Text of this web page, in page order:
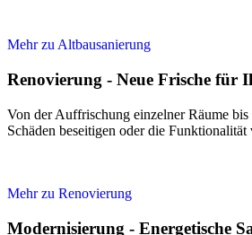
Mehr zu Altbausanierung
Renovierung - Neue Frische für
Von der Auffrischung einzelner Räume
Schäden beseitigen oder die
Mehr zu Renovierung
Modernisierung - Energetische